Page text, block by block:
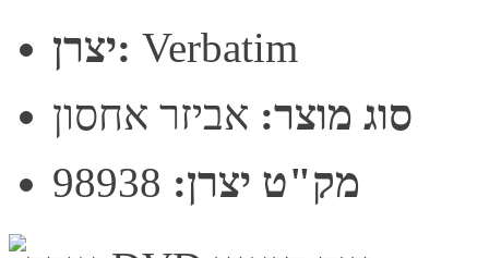
יצרן: Verbatim
סוג מוצר: אביזר אחסון
מק"ט יצרן: